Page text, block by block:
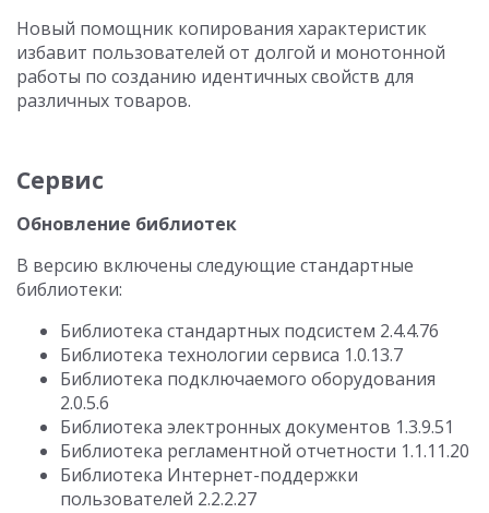
Новый помощник копирования характеристик
избавит пользователей от долгой и монотонной
работы по созданию идентичных свойств для
различных товаров.
Сервис
Обновление библиотек
В версию включены следующие стандартные
библиотеки:
Библиотека стандартных подсистем 2.4.4.76
Библиотека технологии сервиса 1.0.13.7
Библиотека подключаемого оборудования
2.0.5.6
Библиотека электронных документов 1.3.9.51
Библиотека регламентной отчетности 1.1.11.20
Библиотека Интернет-поддержки
пользователей 2.2.2.27